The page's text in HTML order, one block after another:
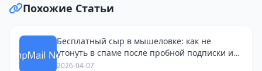
Похожие Статьи
Бесплатный сыр в мышеловке: как не
утонуть в спаме после пробной подписки и
поиска работы
2026-04-07